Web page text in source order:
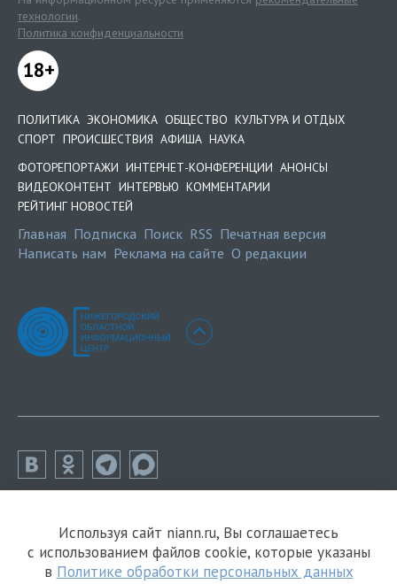
технологии.
Политика конфиденциальности
18+
ПОЛИТИКА ЭКОНОМИКА ОБЩЕСТВО КУЛЬТУРА И ОТДЫХ
СПОРТ ПРОИСШЕСТВИЯ АФИША НАУКА
ФОТОРЕПОРТАЖИ ИНТЕРНЕТ-КОНФЕРЕНЦИИ АНОНСЫ
ВИДЕОКОНТЕНТ ИНТЕРВЬЮ КОММЕНТАРИИ
РЕЙТИНГ НОВОСТЕЙ
Главная Подписка Поиск RSS Печатная версия
Написать нам Реклама на сайте О редакции
Используя сайт niann.ru, Вы соглашаетесь
с использованием файлов cookie, которые указаны
в Политике обработки персональных данных